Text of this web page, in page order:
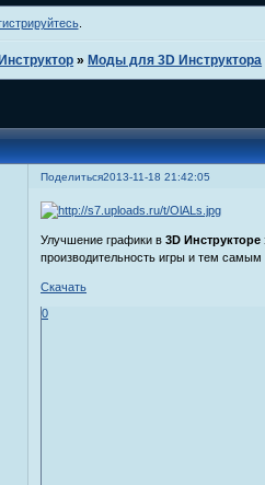
.
» Моды для 3D Инструктора
Поделиться2013-11-18 21:42:05
Улучшение графики в3D Инструкторе
производительность игры и тем самым
Скачать
0